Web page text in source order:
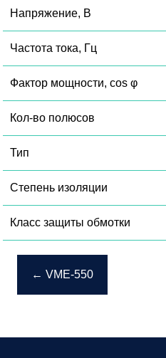
Напряжение, В
Частота тока, Гц
Фактор мощности, cos φ
Кол-во полюсов
Тип
Степень изоляции
Класс защиты обмотки
записям
← VME-550